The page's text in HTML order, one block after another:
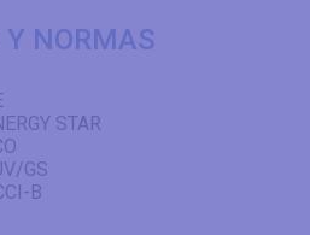
Y NORMAS
STAR
GS
B